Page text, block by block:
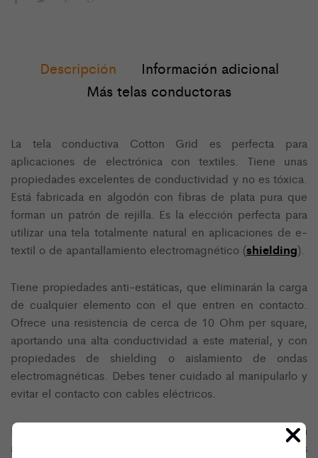
Descripción
Información adicional
Más telas conductoras
La tela conductiva Cotton Grid es perfecta para
aplicaciones de electrónica con textiles. Tiene unas
propiedades excelentes de conductividad y no es tóxica.
Está fabricada en algodón con fibras de plata pura que
forman un patrón de rejilla. Es la elección perfecta para
utilizar una tela totalmente natural en aplicaciones de e-
textil o de apantallamiento electromagnético (shielding).
Tiene propiedades anti-estáticas, que eliminarán la carga
de cualquier elemento con el que entren en contacto.
Ofrece una resistencia de cerca de 10 Ohm per square,
aportando una alta conductividad a este material, y con
propiedades de shielding o aislamiento de ondas
electromagnéticas. Debes tener cuidado al manipularlo y
evitar el contacto con cables eléctricos.
Es muy flexible y cómodo, y totalmente seguro para
aplicaciones en contacto con la piel. Es idéntico en sus